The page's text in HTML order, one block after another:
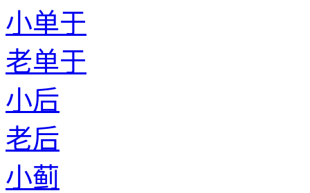
小单于
老单于
小后
老后
小蓟